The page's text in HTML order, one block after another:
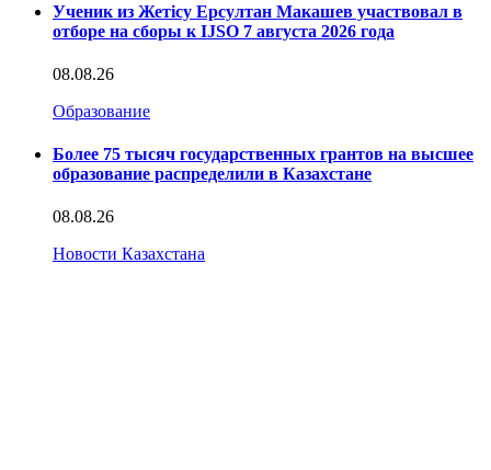
Ученик из Жетісу Ерсултан Макашев участвовал в
отборе на сборы к IJSO 7 августа 2026 года
08.08.26
Образование
Более 75 тысяч государственных грантов на высшее
образование распределили в Казахстане
08.08.26
Новости Казахстана